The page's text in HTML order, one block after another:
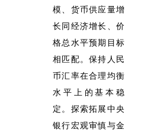
模、货币供应量增
长同经济增长、价
格总水平预期目标
相匹配。保持人民
币汇率在合理均衡
水平上的基本稳
定。探索拓展中央
银行宏观审慎与金